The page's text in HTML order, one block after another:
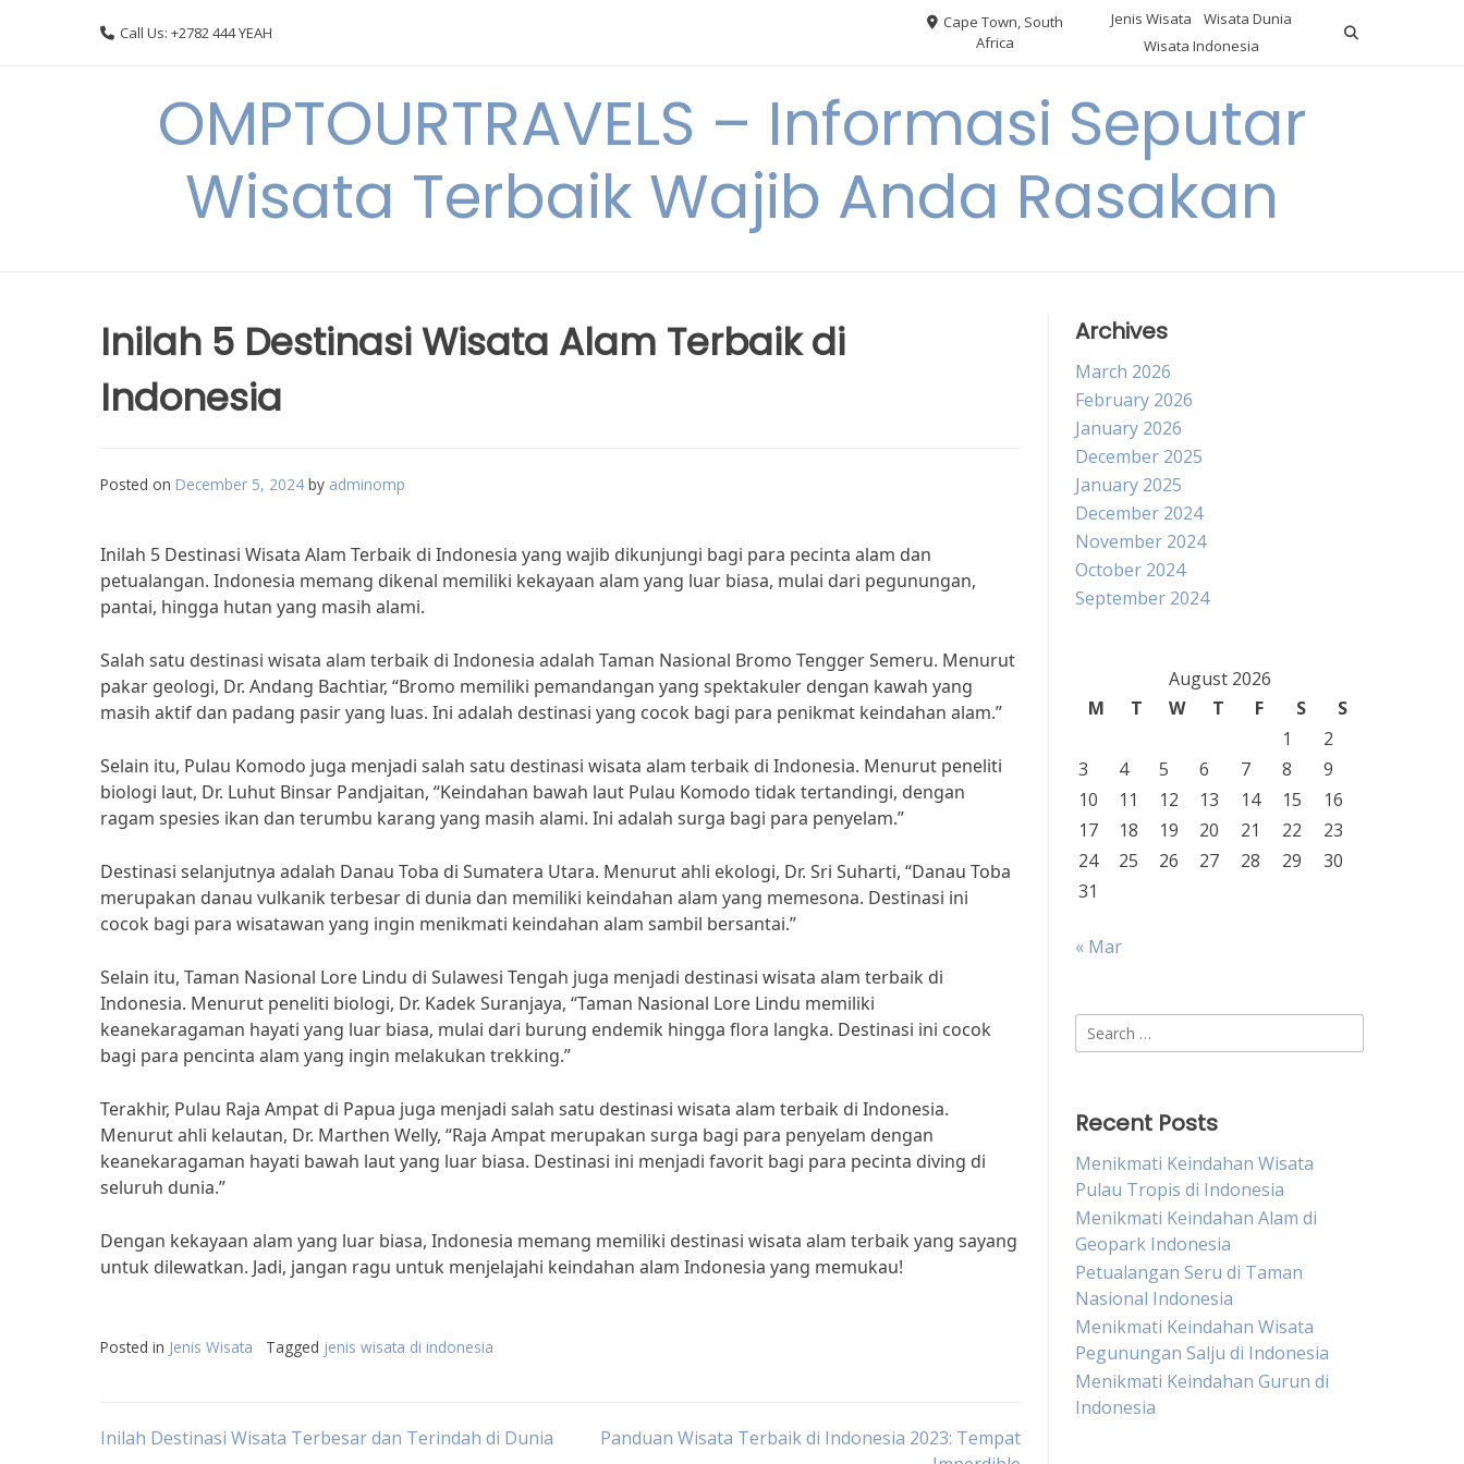
Call Us: +2782 444 YEAH
Cape Town, South
Africa
Jenis Wisata
Wisata Dunia
Wisata Indonesia
OMPTOURTRAVELS – Informasi Seputar
Wisata Terbaik Wajib Anda Rasakan
Inilah 5 Destinasi Wisata Alam Terbaik di
Indonesia
Posted on December 5, 2024 by adminomp
Inilah 5 Destinasi Wisata Alam Terbaik di Indonesia yang wajib dikunjungi bagi para pecinta alam dan
petualangan. Indonesia memang dikenal memiliki kekayaan alam yang luar biasa, mulai dari pegunungan,
pantai, hingga hutan yang masih alami.
Salah satu destinasi wisata alam terbaik di Indonesia adalah Taman Nasional Bromo Tengger Semeru. Menurut
pakar geologi, Dr. Andang Bachtiar, “Bromo memiliki pemandangan yang spektakuler dengan kawah yang
masih aktif dan padang pasir yang luas. Ini adalah destinasi yang cocok bagi para penikmat keindahan alam.”
Selain itu, Pulau Komodo juga menjadi salah satu destinasi wisata alam terbaik di Indonesia. Menurut peneliti
biologi laut, Dr. Luhut Binsar Pandjaitan, “Keindahan bawah laut Pulau Komodo tidak tertandingi, dengan
ragam spesies ikan dan terumbu karang yang masih alami. Ini adalah surga bagi para penyelam.”
Destinasi selanjutnya adalah Danau Toba di Sumatera Utara. Menurut ahli ekologi, Dr. Sri Suharti, “Danau Toba
merupakan danau vulkanik terbesar di dunia dan memiliki keindahan alam yang memesona. Destinasi ini
cocok bagi para wisatawan yang ingin menikmati keindahan alam sambil bersantai.”
Selain itu, Taman Nasional Lore Lindu di Sulawesi Tengah juga menjadi destinasi wisata alam terbaik di
Indonesia. Menurut peneliti biologi, Dr. Kadek Suranjaya, “Taman Nasional Lore Lindu memiliki
keanekaragaman hayati yang luar biasa, mulai dari burung endemik hingga flora langka. Destinasi ini cocok
bagi para pencinta alam yang ingin melakukan trekking.”
Terakhir, Pulau Raja Ampat di Papua juga menjadi salah satu destinasi wisata alam terbaik di Indonesia.
Menurut ahli kelautan, Dr. Marthen Welly, “Raja Ampat merupakan surga bagi para penyelam dengan
keanekaragaman hayati bawah laut yang luar biasa. Destinasi ini menjadi favorit bagi para pecinta diving di
seluruh dunia.”
Dengan kekayaan alam yang luar biasa, Indonesia memang memiliki destinasi wisata alam terbaik yang sayang
untuk dilewatkan. Jadi, jangan ragu untuk menjelajahi keindahan alam Indonesia yang memukau!
Posted in Jenis Wisata Tagged jenis wisata di indonesia
Post
Inilah Destinasi Wisata Terbesar dan Terindah di Dunia
Panduan Wisata Terbaik di Indonesia 2023: Tempat
Archives
March 2026
February 2026
January 2026
December 2025
January 2025
December 2024
November 2024
October 2024
September 2024
August 2026
M
T W T F S
S
1
2
3
4 5 6 7 8
9
10
11 12 13 14 15
16
17
18 19 20 21 22
23
24
25 26 27 28 29
30
31
« Mar
Search
for:
Recent Posts
Menikmati Keindahan Wisata
Pulau Tropis di Indonesia
Menikmati Keindahan Alam di
Geopark Indonesia
Petualangan Seru di Taman
Nasional Indonesia
Menikmati Keindahan Wisata
Pegunungan Salju di Indonesia
Menikmati Keindahan Gurun di
Indonesia